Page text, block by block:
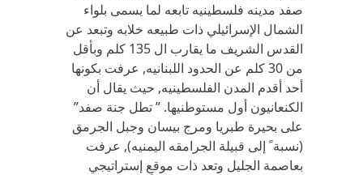
صفد مدينه فلسطينيه تابعه لما يسمى بلواء
الشمال الإسرائيلي ذات طبيعه خلابه وتبعد عن
القدس الشريف ما يقارب ال 135 كلم وبأقل
من 30 كلم عن الحدود اللبنانيه, عرفت بكونها
أحد أقدم المدن الفلسطينيه, حيث يقال أن
الكنعانيون أول مستوطنيها. ” تطل جنة صفد”
على بحيرة طبريا ومرج بيسان وجبل الجرمق
(نسبة ً إلى قبيلة الجرامقه اليمنيه), عرفت
بعاصمة الجليل وتعد ذات موقعٍ إستراتيجي